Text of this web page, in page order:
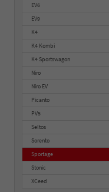
EV6
EV9
K4
K4 Kombi
K4 Sportswagon
Niro
Niro EV
Picanto
PV5
Seltos
Sorento
Sportage
Stonic
XCeed